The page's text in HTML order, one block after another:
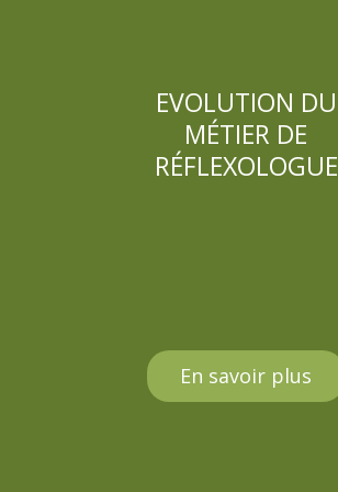
EVOLUTION DU
MÉTIER DE
RÉFLEXOLOGUE
En savoir plus